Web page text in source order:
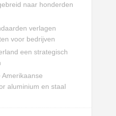
naar honderden
verlagen
voor bedrijven
een strategisch
aluminium en staal